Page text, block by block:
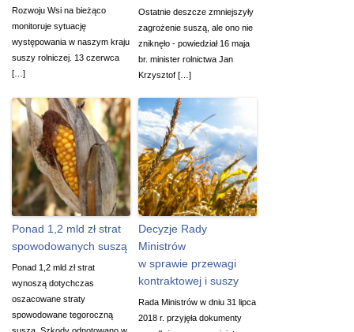
Rozwoju Wsi na bieżąco
monitoruje sytuację
występowania w naszym kraju
suszy rolniczej. 13 czerwca
[…]
Ostatnie deszcze zmniejszyły
zagrożenie suszą, ale ono nie
zniknęło - powiedział 16 maja
br. minister rolnictwa Jan
Krzysztof […]
Ponad 1,2 mld zł strat
spowodowanych suszą
Ponad 1,2 mld zł strat
wynoszą dotychczas
oszacowane straty
spowodowane tegoroczną
Decyzje Rady
Ministrów
w sprawie przewagi
kontraktowej i suszy
Rada Ministrów w dniu 31 lipca
2018 r. przyjęła dokumenty